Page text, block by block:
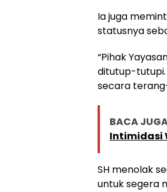
Ia juga
statusnya
“Pihak
ditutup-tutupi.
secara
BACA
Intimidasi
SH menolak
untuk segera